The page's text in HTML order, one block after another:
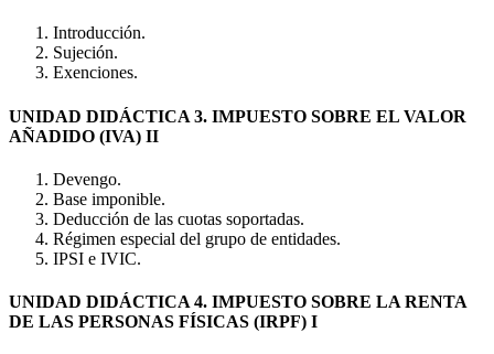
Introducción.
Sujeción.
Exenciones.
UNIDAD DIDÁCTICA 3. IMPUESTO SOBRE EL VALOR
AÑADIDO (IVA) II
Devengo.
Base imponible.
Deducción de las cuotas soportadas.
Régimen especial del grupo de entidades.
IPSI e IVIC.
UNIDAD DIDÁCTICA 4. IMPUESTO SOBRE LA RENTA
DE LAS PERSONAS FÍSICAS (IRPF) I